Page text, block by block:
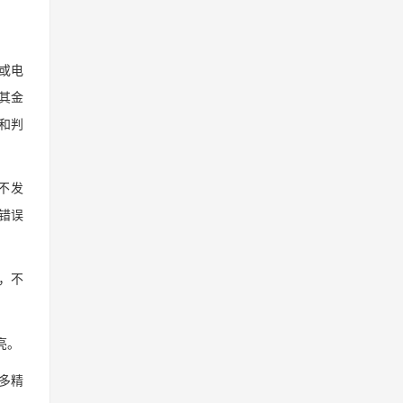
电
金
判
发
误
不
精